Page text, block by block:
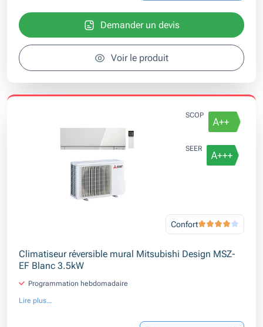
Demander un devis
Voir le produit
SCOP
SEER
Confort
Climatiseur réversible mural Mitsubishi Design MSZ-
EF Blanc 3.5kW
Programmation hebdomadaire
Lire plus...